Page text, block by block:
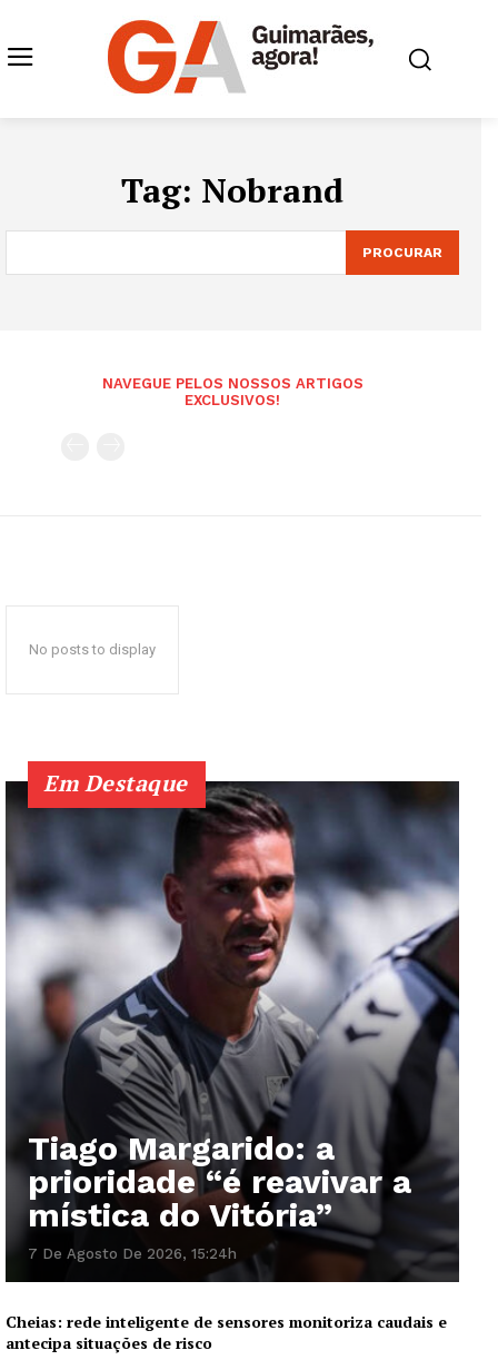
Tag: Nobrand
PROCURAR
NAVEGUE PELOS NOSSOS ARTIGOS
EXCLUSIVOS!
No posts to display
Em Destaque
Tiago Margarido: a
prioridade “é reavivar a
mística do Vitória”
7 De Agosto De 2026, 15:24h
Cheias: rede inteligente de sensores monitoriza caudais e
antecipa situações de risco